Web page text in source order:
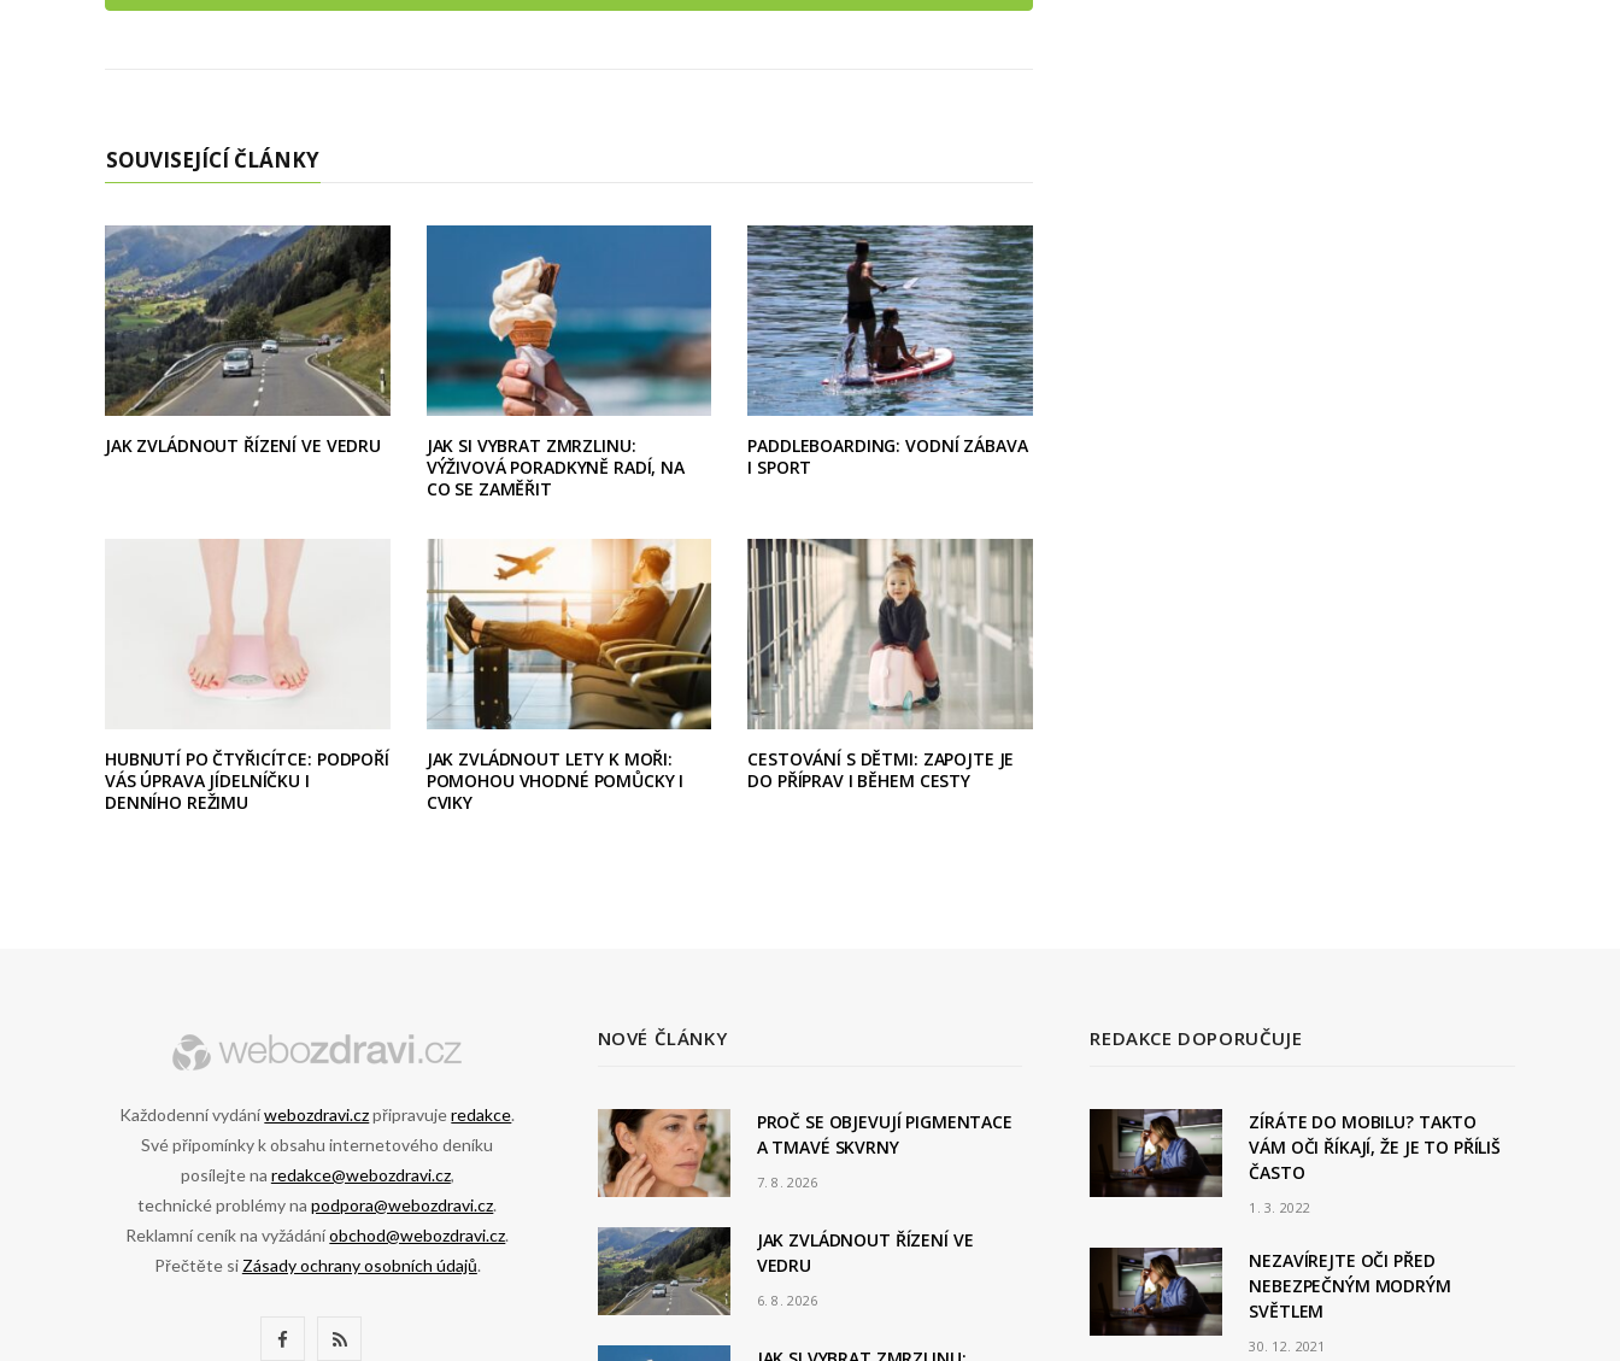
SOUVISEJÍCÍ ČLÁNKY
JAK ZVLÁDNOUT ŘÍZENÍ VE VEDRU
JAK SI VYBRAT ZMRZLINU:
VÝŽIVOVÁ PORADKYNĚ RADÍ, NA
CO SE ZAMĚŘIT
PADDLEBOARDING: VODNÍ ZÁBAVA
I SPORT
HUBNUTÍ PO ČTYŘICÍTCE: PODPOŘÍ
VÁS ÚPRAVA JÍDELNÍČKU I
DENNÍHO REŽIMU
JAK ZVLÁDNOUT LETY K MOŘI:
POMOHOU VHODNÉ POMŮCKY I
CVIKY
CESTOVÁNÍ S DĚTMI: ZAPOJTE JE
DO PŘÍPRAV I BĚHEM CESTY
Každodenní vydáníwebozdravi.czpřipravujeredakce.
Své připomínky k obsahu internetového deníku
posílejte na redakce@webozdravi.cz,
technické problémy napodpora@webozdravi.cz.
Reklamní ceník na vyžádáníobchod@webozdravi.cz.
Přečtěte si Zásady ochrany osobních údajů.
R
NOVÉ ČLÁNKY
PROČ SE OBJEVUJÍ PIGMENTACE
A TMAVÉ SKVRNY
7. 8. 2026
JAK ZVLÁDNOUT ŘÍZENÍ VE
VEDRU
6. 8. 2026
REDAKCE DOPORUČUJE
ZÍRÁTE DO MOBILU? TAKTO
VÁM OČI ŘÍKAJÍ, ŽE JE TO PŘÍLIŠ
ČASTO
1. 3. 2022
NEZAVÍREJTE OČI PŘED
NEBEZPEČNÝM MODRÝM
SVĚTLEM
30. 12. 2021